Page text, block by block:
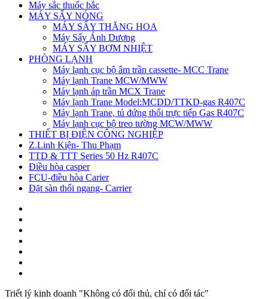
Máy sắc thuốc bắc
MÁY SẤY NÓNG
MÁY SẤY THĂNG HOA
Máy Sấy Ánh Dương
MÁY SẤY BƠM NHIỆT
PHÒNG LẠNH
Máy lạnh cục bộ âm trần cassette- MCC Trane
Máy lạnh Trane MCW/MWW
Máy lạnh áp trần MCX Trane
Máy lạnh Trane Model:MCDD/TTKD-gas R407C
Máy lạnh Trane, tủ đứng thổi trực tiếp Gas R407C
Máy lạnh cục bộ treo tường MCW/MWW
THIẾT BỊ ĐIỆN CÔNG NGHIỆP
Z.Linh Kiện- Thu Phạm
TTD & TTT Series 50 Hz R407C
Điều hòa casper
FCU-điều hòa Carier
Đặt sàn thổi ngang- Carrier
Triết lý kinh doanh "Không có đối thủ, chỉ có đối tác"